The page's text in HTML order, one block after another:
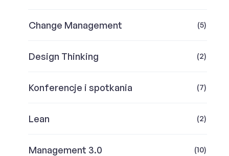
Change Management (5)
Design Thinking (2)
Konferencje i spotkania (7)
Lean (2)
Management 3.0 (10)